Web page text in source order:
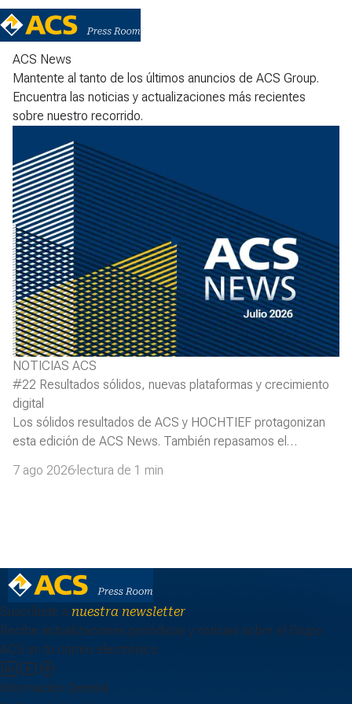
ACS News
Mantente al tanto de los últimos anuncios de ACS Group.
Encuentra las noticias y actualizaciones más recientes
sobre nuestro recorrido.
NOTICIAS ACS
#22 Resultados sólidos, nuevas plataformas y crecimiento
digital
Los sólidos resultados de ACS y HOCHTIEF protagonizan
esta edición de ACS News. También repasamos el
digital y la inauguración del Gordie Howe International
7 ago 2026· lectura de 1 min
Suscríbete a nuestra newsletter
Recibe actualizaciones periódicas y noticias sobre el Grupo
ACS en tu correo electrónico.
Información General